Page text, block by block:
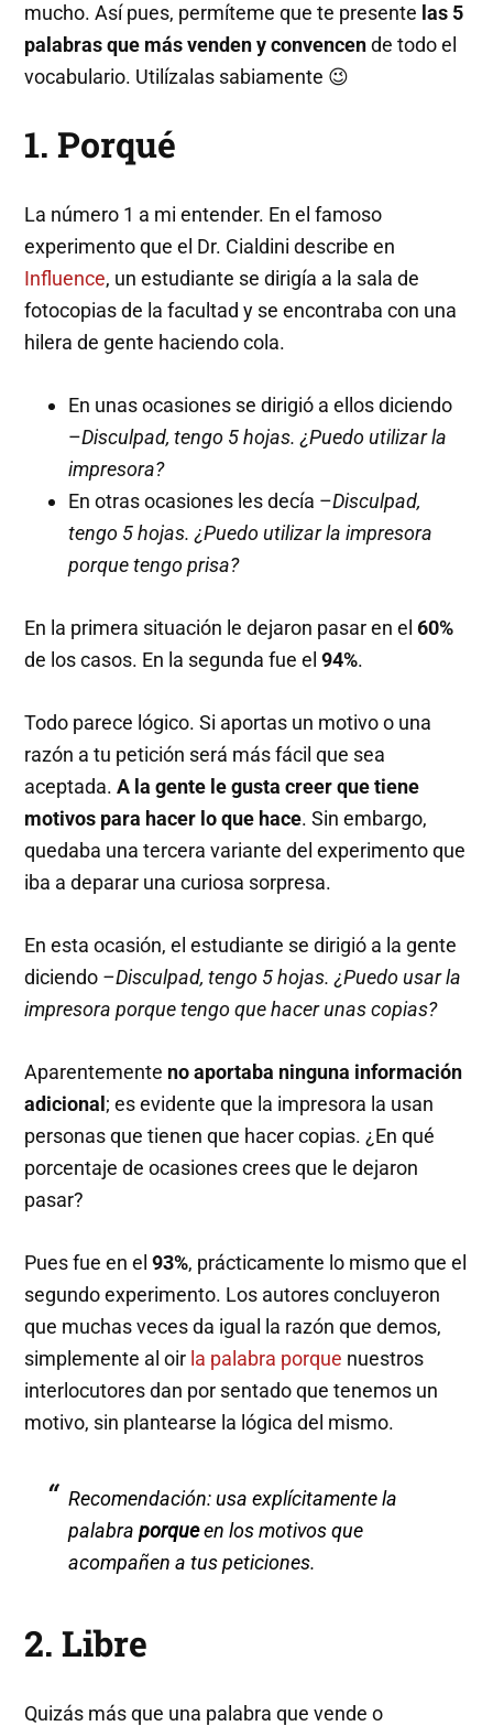
mucho. Así pues, permíteme que te presente las 5
palabras que más venden y convencende todo el
vocabulario. Utilízalas sabiamente 😉
1. Porqué
La número 1 a mi entender. En el famoso
experimento que el Dr. Cialdini describe en
Influence, un estudiante se dirigía a la sala de
fotocopias de la facultad y se encontraba con una
hilera de gente haciendo cola.
En unas ocasiones se dirigió a ellos diciendo
–Disculpad, tengo 5 hojas. ¿Puedo utilizar la
impresora?
En otras ocasiones les decía –Disculpad,
tengo 5 hojas. ¿Puedo utilizar la impresora
porque tengo prisa?
En la primera situación le dejaron pasar en el60%
de los casos. En la segunda fue el94%.
Todo parece lógico. Si aportas un motivo o una
razón a tu petición será más fácil que sea
aceptada.A la gente le gusta creer que tiene
motivos para hacer lo que hace. Sin embargo,
quedaba una tercera variante del experimento que
iba a deparar una curiosa sorpresa.
En esta ocasión, el estudiante se dirigió a la gente
diciendo –Disculpad, tengo 5 hojas. ¿Puedo usar la
impresora porque tengo que hacer unas copias?
Aparentemente no aportaba ninguna información
adicional ; es evidente que la impresora la usan
personas que tienen que hacer copias. ¿En qué
porcentaje de ocasiones crees que le dejaron
pasar?
Pues fue en el93%, prácticamente lo mismo que el
segundo experimento. Los autores concluyeron
que muchas veces da igual la razón que demos,
simplemente al oir la palabra porque nuestros
interlocutores dan por sentado que tenemos un
motivo, sin plantearse la lógica del mismo.
Recomendación: usa explícitamente la
palabraporqueen los motivos que
acompañen a tus peticiones.
2. Libre
Quizás más que una palabra que vende o